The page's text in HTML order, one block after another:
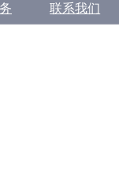
联系我们